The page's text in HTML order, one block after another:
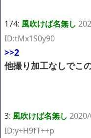
174: 風吹けば名無し
ID:tMx1S0y90
>>2
他撮り加工なしでこ
3: 風吹けば名無し
ID:y+H9fT++p